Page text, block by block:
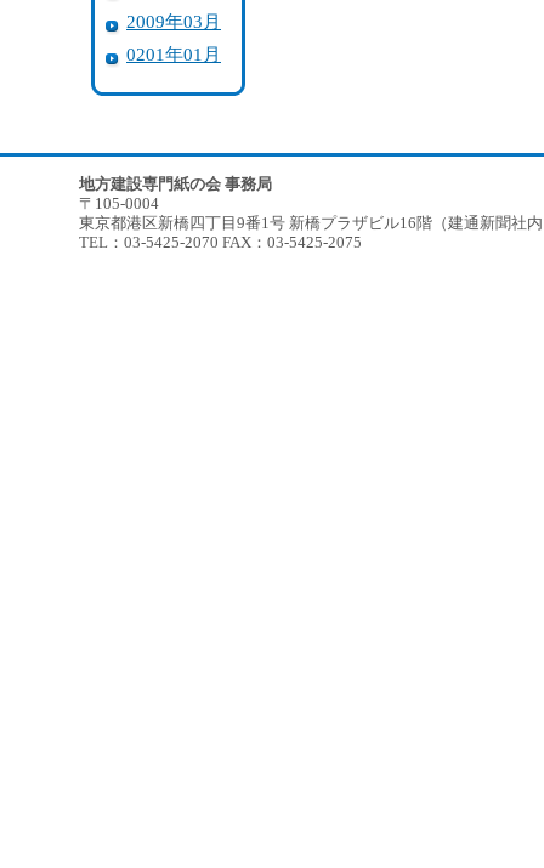
2009年03月
0201年01月
地方建設専門紙の会 事務局
〒105-0004
東京都港区新橋四丁目9番1号 新橋プラザビル16階（建通新聞社
TEL：03-5425-2070 FAX：03-5425-2075